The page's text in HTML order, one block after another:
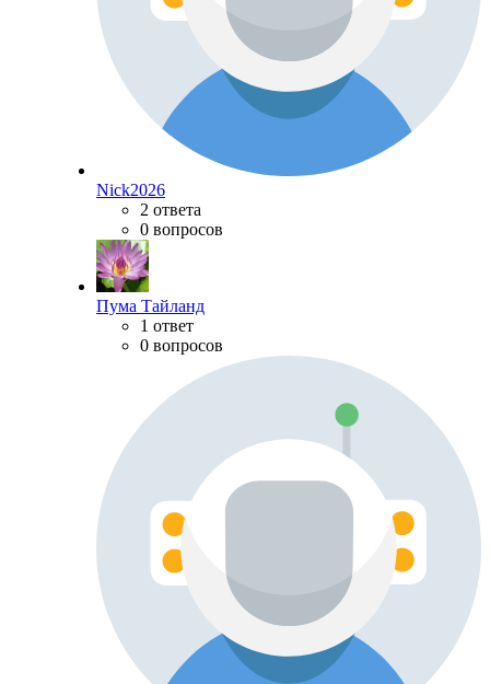
Nick2026
2 ответа
0 вопросов
Пума Тайланд
1 ответ
0 вопросов